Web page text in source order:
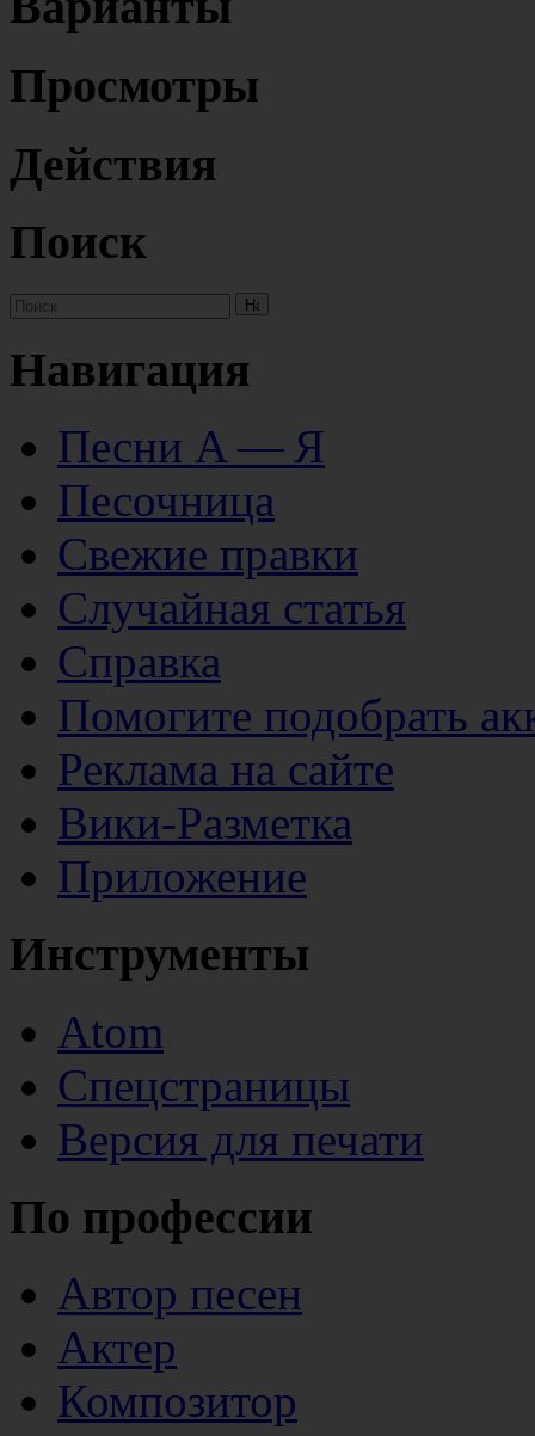
Просмотры
Действия
Поиск
Навигация
Песни А — Я
Песочница
Свежие правки
Случайная статья
Справка
Помогите подобрать
Реклама на сайте
Вики-Разметка
Приложение
Инструменты
Atom
Спецстраницы
Версия для печати
По профессии
Автор песен
Актер
Композитор